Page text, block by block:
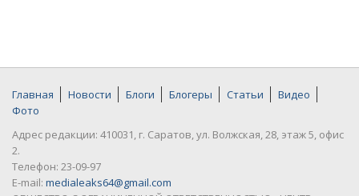
Главная Новости Блоги Блогеры Статьи
Видео
Фото
Адрес редакции: 410031, г. Саратов, ул. Волжская, 28, этаж 5, офис
2.
Телефон: 23-09-97
E-mail: medialeaks64@gmail.com